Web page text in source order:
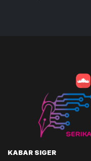
KABAR SIGER